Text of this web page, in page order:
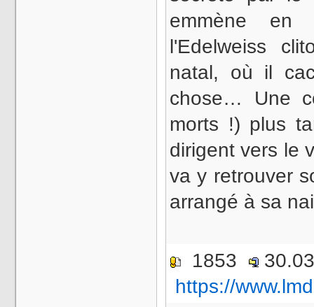
emmène
l'Edelweiss
natal, où il
chose… Une
morts !) plus
dirigent vers le
va y retrouver
arrangé à sa
1853
https://